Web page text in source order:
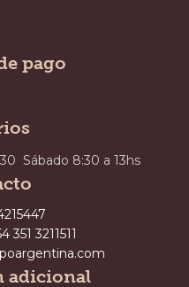
Sábado 8:30 a 13hs
351 3211511
adicional
pago